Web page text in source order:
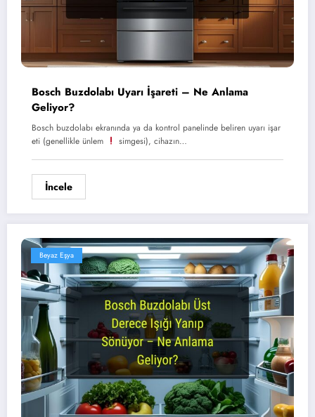
Bosch Buzdolabı Uyarı İşareti – Ne Anlama
Geliyor?
Bosch buzdolabı ekranında ya da kontrol panelinde beliren uyarı işar
eti (genellikle ünlem
simgesi), cihazın…
İncele
Beyaz Eşya